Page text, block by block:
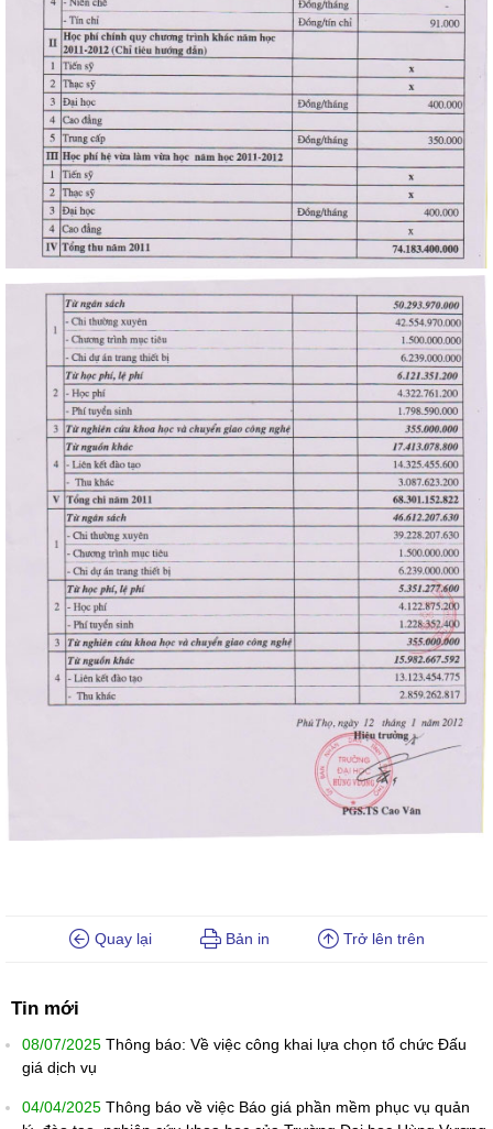
Quay lại Bản in Trở lên trên
Tin mới
08/07/2025 Thông báo: Về việc công khai lựa chọn tổ chức Đấu
giá dịch vụ
04/04/2025 Thông báo về việc Báo giá phần mềm phục vụ quản